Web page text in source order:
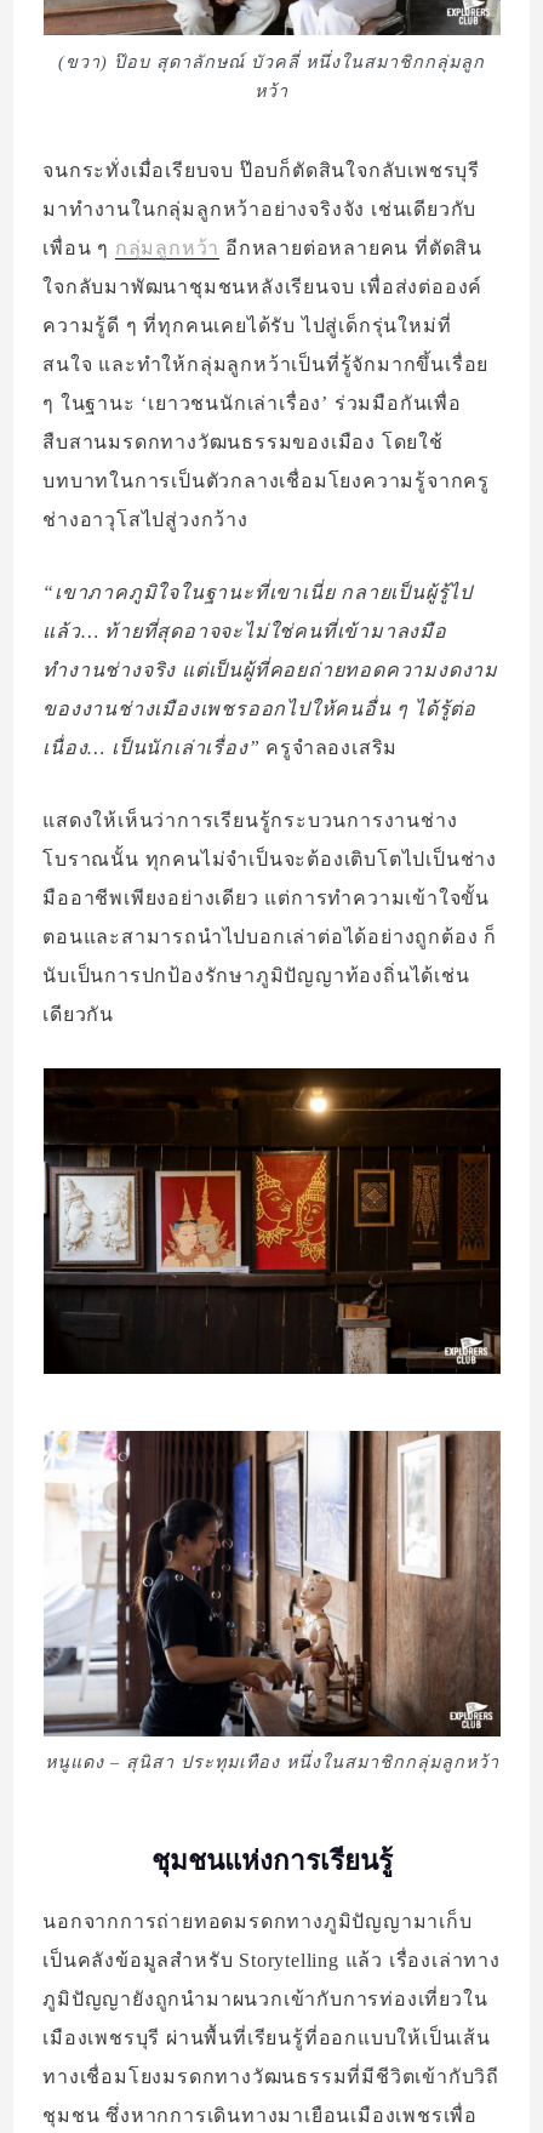
(ขวา) ป๊อบ สุดาลักษณ์ บัวคลี่ หนึ่งในสมาชิกกลุ่มลูก
หว้า
จนกระทั่งเมื่อเรียบจบ ป๊อบก็ตัดสินใจกลับเพชรบุรี
มาทำงานในกลุ่มลูกหว้าอย่างจริงจัง เช่นเดียวกับ
เพื่อน ๆ กลุ่มลูกหว้า อีกหลายต่อหลายคน ที่ตัดสิน
ใจกลับมาพัฒนาชุมชนหลังเรียนจบ เพื่อส่งต่อองค์
ความรู้ดี ๆ ที่ทุกคนเคยได้รับ ไปสู่เด็กรุ่นใหม่ที่
สนใจ และทำให้กลุ่มลูกหว้าเป็นที่รู้จักมากขึ้นเรื่อย
ๆ ในฐานะ ‘เยาวชนนักเล่าเรื่อง’ ร่วมมือกันเพื่อ
สืบสานมรดกทางวัฒนธรรมของเมือง โดยใช้
บทบาทในการเป็นตัวกลางเชื่อมโยงความรู้จากครู
ช่างอาวุโสไปสู่วงกว้าง
“เขาภาคภูมิใจในฐานะที่เขาเนี่ย กลายเป็นผู้รู้ไป
แล้ว… ท้ายที่สุดอาจจะไม่ใช่คนที่เข้ามาลงมือ
ทำงานช่างจริง แต่เป็นผู้ที่คอยถ่ายทอดความงดงาม
ของงานช่างเมืองเพชรออกไปให้คนอื่น ๆ ได้รู้ต่อ
เนื่อง… เป็นนักเล่าเรื่อง” ครูจำลองเสริม
แสดงให้เห็นว่าการเรียนรู้กระบวนการงานช่าง
โบราณนั้น ทุกคนไม่จำเป็นจะต้องเติบโตไปเป็นช่าง
มืออาชีพเพียงอย่างเดียว แต่การทำความเข้าใจขั้น
ตอนและสามารถนำไปบอกเล่าต่อได้อย่างถูกต้อง ก็
นับเป็นการปกป้องรักษาภูมิปัญญาท้องถิ่นได้เช่น
เดียวกัน
หนูแดง – สุนิสา ประทุมเทือง หนึ่งในสมาชิกกลุ่มลูกหว้า
ชุมชนแห่งการเรียนรู้
นอกจากการถ่ายทอดมรดกทางภูมิปัญญามาเก็บ
เป็นคลังข้อมูลสำหรับ Storytelling แล้ว เรื่องเล่าทาง
ภูมิปัญญายังถูกนำมาผนวกเข้ากับการท่องเที่ยวใน
เมืองเพชรบุรี ผ่านพื้นที่เรียนรู้ที่ออกแบบให้เป็นเส้น
ทางเชื่อมโยงมรดกทางวัฒนธรรมที่มีชีวิตเข้ากับวิถี
ชุมชน ซึ่งหากการเดินทางมาเยือนเมืองเพชรเพื่อ